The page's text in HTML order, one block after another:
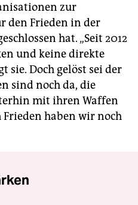
zur
den Frieden in der
hat. „Seit 2012
und keine direkte
sie. Doch gelöst sei der
sind noch da, die
mit ihren Waffen
haben wir noch